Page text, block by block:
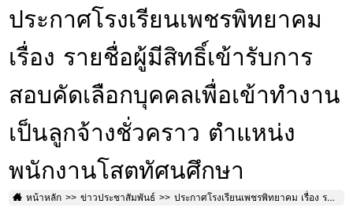
ประกาศโรงเรียนเพชรพิทยาคม
เรื่อง รายชื่อผู้มีสิทธิ์เข้ารับการ
สอบคัดเลือกบุคคลเพื่อเข้าทำงาน
เป็นลูกจ้างชั่วคราว ตำแหน่ง
พนักงานโสตทัศนศึกษา
หน้าหลัก ข่าวประชาสัมพันธ์ ประกาศโรงเรียนเพชรพิทยาคม เรื่อง รายชื่อผู้มีสิทธิ์เข้ารับการสอบคัดเลือกบุคคลเพื่อเข้าทำงานเป็นลูกจ้างชั่วคราว ตำแหน่ง พนักงานโสตทัศนศึกษา